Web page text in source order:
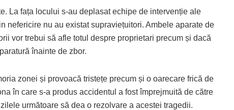
La fața locului s-au deplasat echipe de intervenție ale
nefericire nu au existat supraviețuitori. Ambele aparate de
vor trebui să afle totul despre proprietari precum și dacă
înainte de zbor.
zonei și provoacă tristețe precum și o oarecare frică de
în care s-a produs accidentul a fost împrejmuită de către
următoare să dea o rezolvare a acestei tragedii.